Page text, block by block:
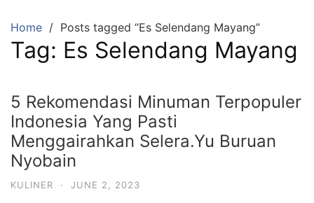
Home Posts tagged “Es Selendang Mayang”
Tag: Es Selendang Mayang
5 Rekomendasi Minuman Terpopuler
Indonesia Yang Pasti
Menggairahkan Selera.Yu Buruan
Nyobain
KULINER · JUNE 2, 2023